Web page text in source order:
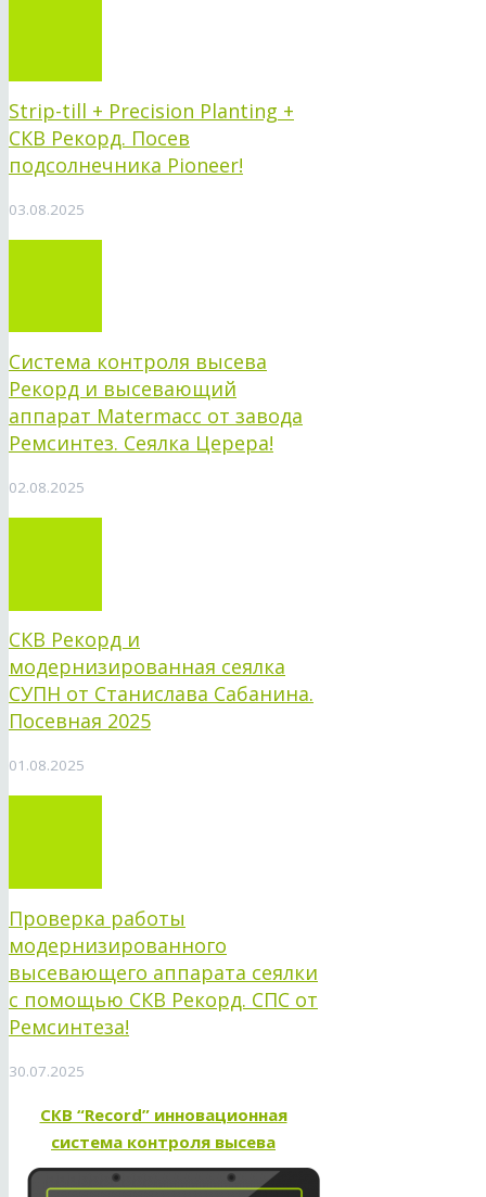
Strip-till + Precision Planting +
СКВ Рекорд. Посев
подсолнечника Pioneer!
03.08.2025
Система контроля высева
Рекорд и высевающий
аппарат Matermacc от завода
Ремсинтез. Сеялка Церера!
02.08.2025
СКВ Рекорд и
модернизированная сеялка
СУПН от Станислава Сабанина.
Посевная 2025
01.08.2025
Проверка работы
модернизированного
высевающего аппарата сеялки
с помощью СКВ Рекорд. СПС от
Ремсинтеза!
30.07.2025
СКВ “Record” инновационная
система контроля высева